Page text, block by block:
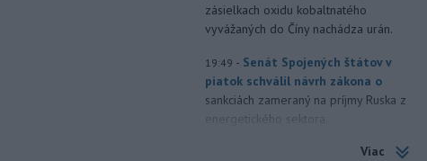
zásielkach oxidu kobaltnatého
vyvážaných do Číny nachádza urán.
19:49 - Senát Spojených štátov v
piatok schválil návrh zákona o
sankciách zameraný na príjmy Ruska z
energetického sektora.
Slovenská polícia prispela k
Viac